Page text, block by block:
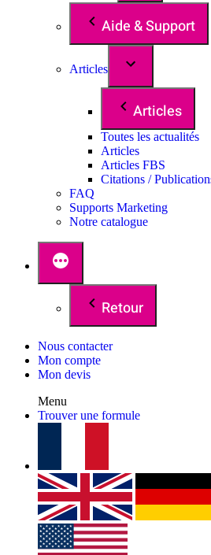
Aide & Support
Articles
Articles
Toutes les actualités
Articles
Articles FBS
Citations /
FAQ
Supports Marketing
Notre catalogue
Retour
Nous contacter
Mon compte
Mon devis
Menu
Trouver une formule